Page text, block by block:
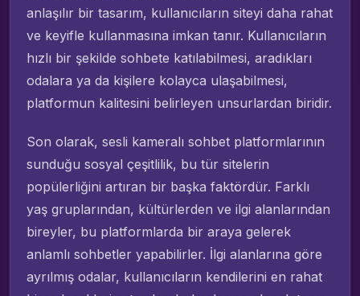
anlaşılır bir tasarım, kullanıcıların siteyi daha rahat
ve keyifle kullanmasına imkan tanır. Kullanıcıların
hızlı bir şekilde sohbete katılabilmesi, aradıkları
odalara ya da kişilere kolayca ulaşabilmesi,
platformun kalitesini belirleyen unsurlardan biridir.
Son olarak, sesli kameralı sohbet platformlarının
sunduğu sosyal çeşitlilik, bu tür sitelerin
popülerliğini artıran bir başka faktördür. Farklı
yaş gruplarından, kültürlerden ve ilgi alanlarından
bireyler, bu platformlarda bir araya gelerek
anlamlı sohbetler yapabilirler. İlgi alanlarına göre
ayrılmış odalar, kullanıcıların kendilerini en rahat